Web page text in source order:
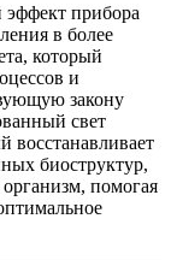
прибора
в более
который
и
закону
свет
восстанавливает
биоструктур,
помогая